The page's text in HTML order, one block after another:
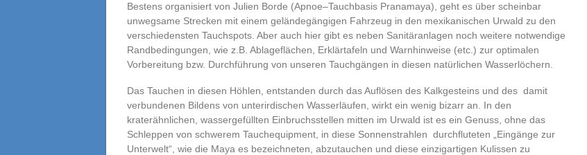
Bestens organisiert von Julien Borde (Apnoe–Tauchbasis Pranamaya), geht es über scheinbar
unwegsame Strecken mit einem geländegängigen Fahrzeug in den mexikanischen Urwald zu den
verschiedensten Tauchspots. Aber auch hier gibt es neben Sanitäranlagen noch weitere notwendige
Randbedingungen, wie z.B. Ablageflächen, Erklärtafeln und Warnhinweise (etc.) zur optimalen
Vorbereitung bzw. Durchführung von unseren Tauchgängen in diesen natürlichen Wasserlöchern.
Das Tauchen in diesen Höhlen, entstanden durch das Auflösen des Kalkgesteins und des damit
verbundenen Bildens von unterirdischen Wasserläufen, wirkt ein wenig bizarr an. In den
kraterähnlichen, wassergefüllten Einbruchsstellen mitten im Urwald ist es ein Genuss, ohne das
Schleppen von schwerem Tauchequipment, in diese Sonnenstrahlen durchfluteten „Eingänge zur
Unterwelt“, wie die Maya es bezeichneten, abzutauchen und diese einzigartigen Kulissen zu